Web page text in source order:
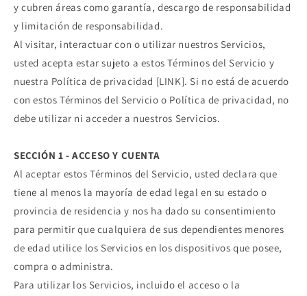
y cubren áreas como garantía, descargo de responsabilidad
y limitación de responsabilidad.
Al visitar, interactuar con o utilizar nuestros Servicios,
usted acepta estar sujeto a estos Términos del Servicio y
nuestra Política de privacidad [LINK]. Si no está de acuerdo
con estos Términos del Servicio o Política de privacidad, no
debe utilizar ni acceder a nuestros Servicios.
SECCIÓN 1 - ACCESO Y CUENTA
Al aceptar estos Términos del Servicio, usted declara que
tiene al menos la mayoría de edad legal en su estado o
provincia de residencia y nos ha dado su consentimiento
para permitir que cualquiera de sus dependientes menores
de edad utilice los Servicios en los dispositivos que posee,
compra o administra.
Para utilizar los Servicios, incluido el acceso o la